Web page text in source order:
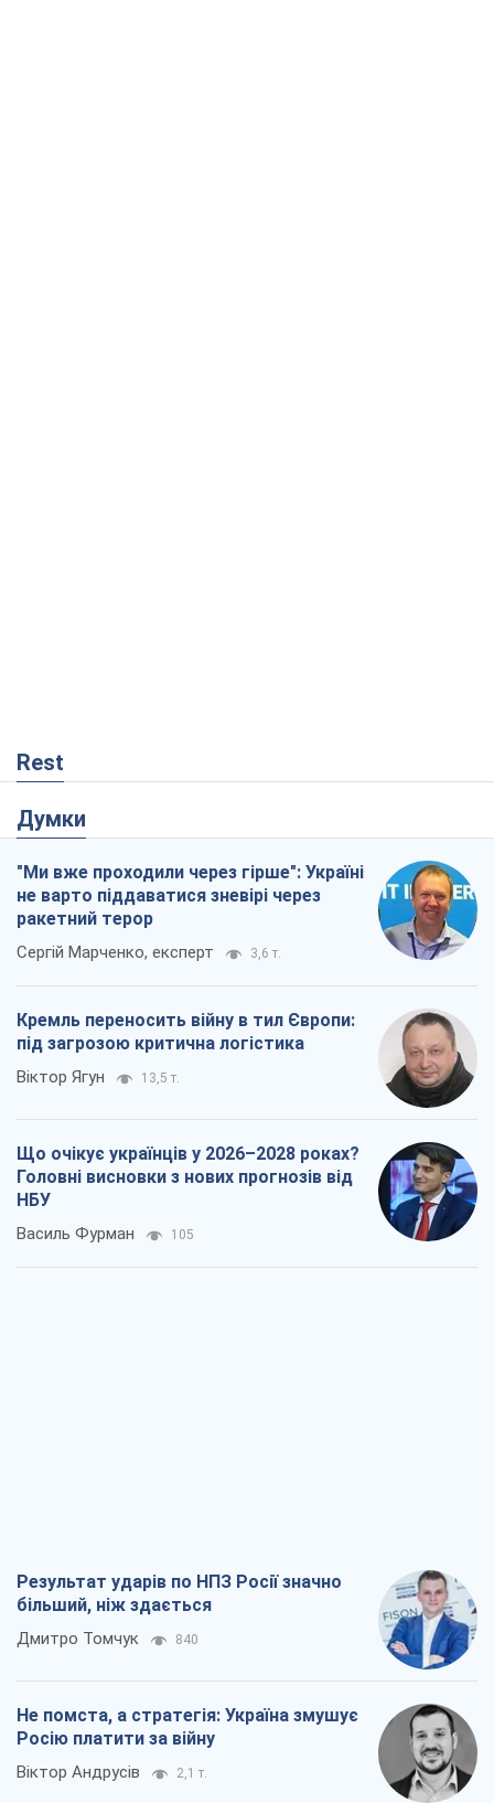
Rest
Думки
"Ми вже проходили через гірше": Україні
не варто піддаватися зневірі через
ракетний терор
Сергій Марченко, експерт 3,6 т.
Кремль переносить війну в тил Європи:
під загрозою критична логістика
Віктор Ягун 13,5 т.
Що очікує українців у 2026–2028 роках?
Головні висновки з нових прогнозів від
НБУ
Василь Фурман 105
Результат ударів по НПЗ Росії значно
більший, ніж здається
Дмитро Томчук 840
Не помста, а стратегія: Україна змушує
Росію платити за війну
Віктор Андрусів 2,1 т.